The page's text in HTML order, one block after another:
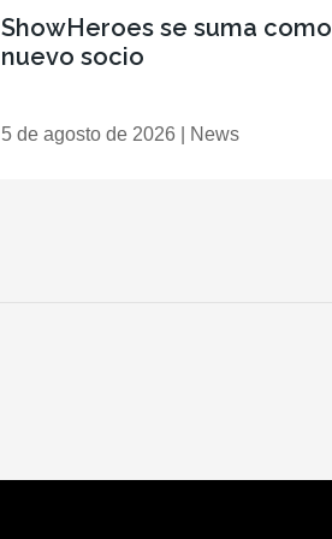
ShowHeroes se suma como
nuevo socio
5 de agosto de 2026 News